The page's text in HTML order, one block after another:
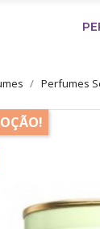
Perfumes